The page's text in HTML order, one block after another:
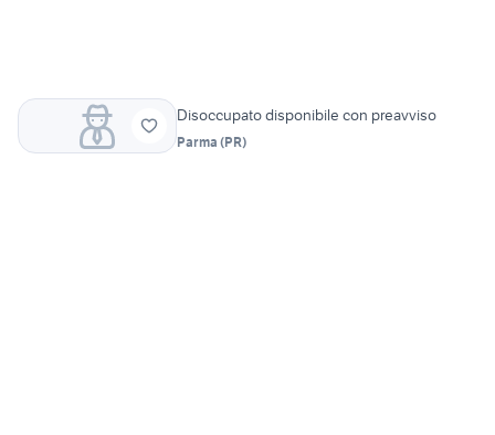
Disoccupato disponibile con preavviso
Parma (PR)